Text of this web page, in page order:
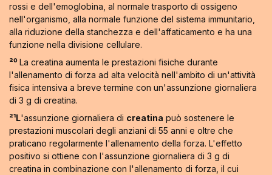
rossi e dell'emoglobina, al normale trasporto di ossigeno
nell'organismo, alla normale funzione del sistema immunitario,
alla riduzione della stanchezza e dell'affaticamento e ha una
funzione nella divisione cellulare.
²⁰La creatina aumenta le prestazioni fisiche durante
l'allenamento di forza ad alta velocità nell'ambito di un'attività
fisica intensiva a breve termine con un'assunzione giornaliera
di 3 g di creatina.
²¹L'assunzione giornaliera di creatina può sostenere le
prestazioni muscolari degli anziani di 55 anni e oltre che
praticano regolarmente l'allenamento della forza. L'effetto
positivo si ottiene con l'assunzione giornaliera di 3 g di
creatina in combinazione con l'allenamento di forza, il cui